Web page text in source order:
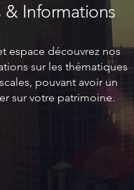
& Informations
espace découvrez nos
sur les thématiques
pouvant avoir un
sur votre patrimoine.